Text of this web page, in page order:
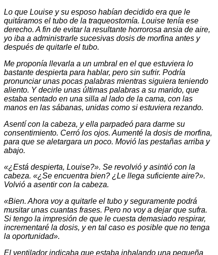
Lo que Louise y su esposo habían decidido era que le
quitáramos el tubo de la traqueostomía. Louise tenía ese
derecho. A fin de evitar la resultante horrorosa ansia de aire,
yo iba a administrarle sucesivas dosis de morfina antes y
después de quitarle el tubo.
Me proponía llevarla a un umbral en el que estuviera lo
bastante despierta para hablar, pero sin sufrir. Podría
pronunciar unas pocas palabras mientras siguiera teniendo
aliento. Y decirle unas últimas palabras a su marido, que
estaba sentado en una silla al lado de la cama, con las
manos en las sábanas, unidas como si estuviera rezando.
Asentí con la cabeza, y ella parpadeó para darme su
consentimiento. Cerró los ojos. Aumenté la dosis de morfina,
para que se aletargara un poco. Movió las pestañas arriba y
abajo.
«¿Está despierta, Louise?». Se revolvió y asintió con la
cabeza. «¿Se encuentra bien? ¿Le llega suficiente aire?».
Volvió a asentir con la cabeza.
«Bien. Ahora voy a quitarle el tubo y seguramente podrá
musitar unas cuantas frases. Pero no voy a dejar que sufra.
Si tengo la impresión de que le cuesta demasiado respirar,
incrementaré la dosis, y en tal caso es posible que no tenga
la oportunidad».
El ventilador indicaba que estaba inhalando una pequeña